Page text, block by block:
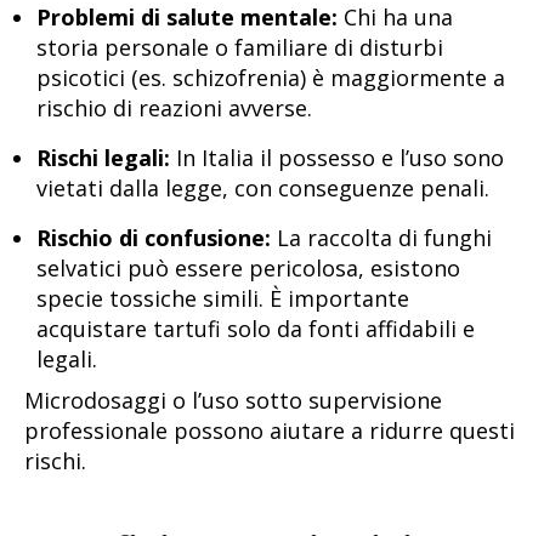
Problemi di salute mentale: Chi ha una
storia personale o familiare di disturbi
psicotici (es. schizofrenia) è maggiormente a
rischio di reazioni avverse.
Rischi legali: In Italia il possesso e l’uso sono
vietati dalla legge, con conseguenze penali.
Rischio di confusione: La raccolta di funghi
selvatici può essere pericolosa, esistono
specie tossiche simili. È importante
acquistare tartufi solo da fonti affidabili e
legali.
Microdosaggi o l’uso sotto supervisione
professionale possono aiutare a ridurre questi
rischi.